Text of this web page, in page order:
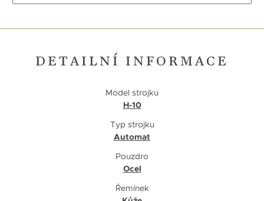
DETAILNÍ INFORMACE
Model strojku
H-10
Typ strojku
Automat
Pouzdro
Ocel
Řemínek